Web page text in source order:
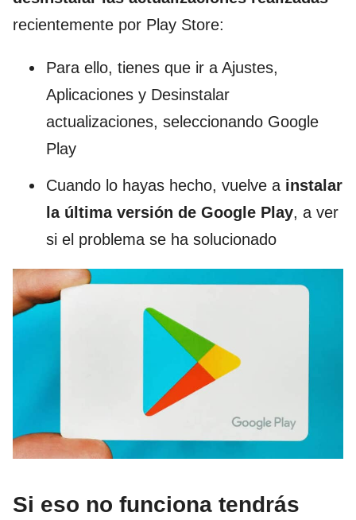
recientemente por Play Store:
Para ello, tienes que ir a Ajustes,
Aplicaciones y Desinstalar
actualizaciones, seleccionando Google
Play
Cuando lo hayas hecho, vuelve a instalar
la última versión de Google Play, a ver
si el problema se ha solucionado
Si eso no funciona tendrás